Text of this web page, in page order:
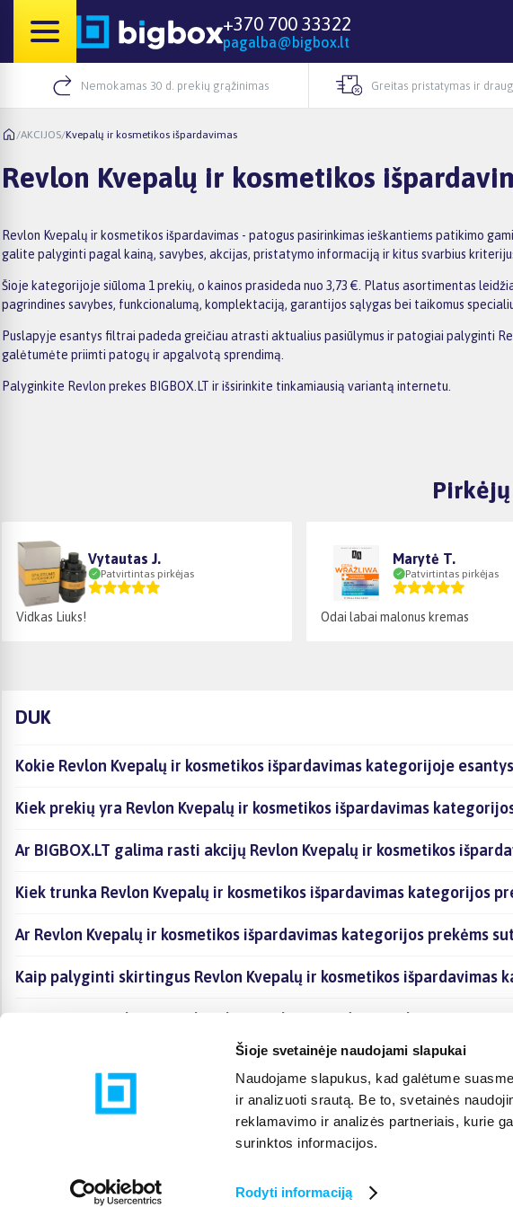
Šioje svetainėje naudojami slapukai
Naudojame slapukus, kad galėtume
ir analizuoti srautą. Be to, svetainės
reklamavimo ir analizės partneriais, kurie
surinktos informacijos.
Rodyti informaciją
+370 700 33322
pagalba@bigbox.lt
Nemokamas 30 d. prekių grąžinimas Greitas pristatymas ir
/AKCIJOS/Kvepalų ir kosmetikos išpardavimas
Revlon Kvepalų ir kosmetikos
Revlon Kvepalų ir kosmetikos išpardavimas - patogus pasirinkimas ieškantiems patikimo
galite palyginti pagal kainą, savybes, akcijas, pristatymo informaciją ir kitus svarbius
Šioje kategorijoje siūloma 1 prekių, o kainos prasideda nuo 3,73 €. Platus asortimentas
pagrindines savybes, funkcionalumą, komplektaciją, garantijos sąlygas bei taikomus
Puslapyje esantys filtrai padeda greičiau atrasti aktualius pasiūlymus ir patogiai palyginti
galėtumėte priimti patogų ir apgalvotą sprendimą.
Palyginkite Revlon prekes BIGBOX.LT ir išsirinkite tinkamiausią variantą internetu.
Vytautas J.
Patvirtintas pirkėjas
Vidkas Liuks!
Marytė T.
Patvirtintas pirkėjas
Odai labai malonus kremas
DUK
Kokie Revlon Kvepalų ir kosmetikos išpardavimas kategorijoje
Kiek prekių yra Revlon Kvepalų ir kosmetikos išpardavimas
Ar BIGBOX.LT galima rasti akcijų Revlon Kvepalų ir kosmetikos
Kiek trunka Revlon Kvepalų ir kosmetikos išpardavimas kategorijos
Ar Revlon Kvepalų ir kosmetikos išpardavimas kategorijos prekėms
Kaip palyginti skirtingus Revlon Kvepalų ir kosmetikos išpardavimas
Kaip įsigyti Revlon Kvepalų ir kosmetikos išpardavimas kategorijoje